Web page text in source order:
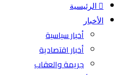
الرئيسية
الأخبار
أخبار سياسية
أخبار اقتصادية
جريمة والعقاب